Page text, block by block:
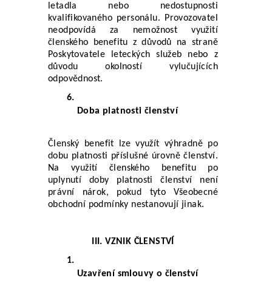
letadla nebo nedostupnosti
kvalifikovaného personálu. Provozovatel
neodpovídá za nemožnost využití
členského benefitu z důvodů na straně
Poskytovatele leteckých služeb nebo z
důvodu okolností vylučujících
odpovědnost.
Doba platnosti členství
Členský benefit lze využít výhradně po
dobu platnosti příslušné úrovně členství.
Na využití členského benefitu po
uplynutí doby platnosti členství není
právní nárok, pokud tyto Všeobecné
obchodní podmínky nestanovují jinak.
III. VZNIK ČLENSTVÍ
Uzavření smlouvy o členství